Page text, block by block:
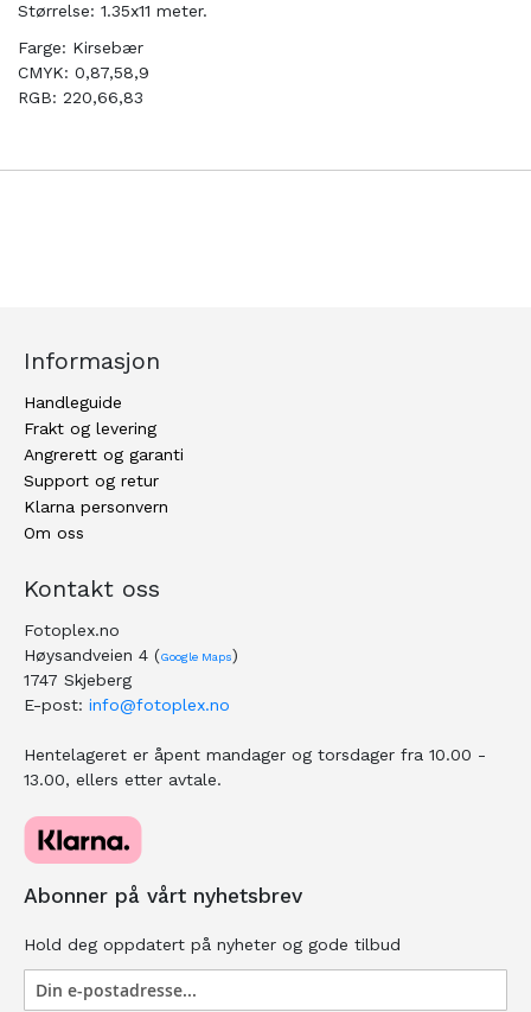
Størrelse: 1.35x11 meter.
Farge: Kirsebær
CMYK: 0,87,58,9
RGB: 220,66,83
Informasjon
Handleguide
Frakt og levering
Angrerett og garanti
Support og retur
Klarna personvern
Om oss
Kontakt oss
Fotoplex.no
Høysandveien 4 (Google Maps)
1747 Skjeberg
E-post: info@fotoplex.no
Hentelageret er åpent mandager og torsdager fra 10.00 -
13.00, ellers etter avtale.
Abonner på vårt nyhetsbrev
Hold deg oppdatert på nyheter og gode tilbud